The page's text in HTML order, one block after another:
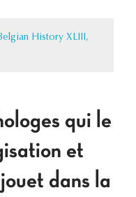
History XLIII,
qui le
et
dans la